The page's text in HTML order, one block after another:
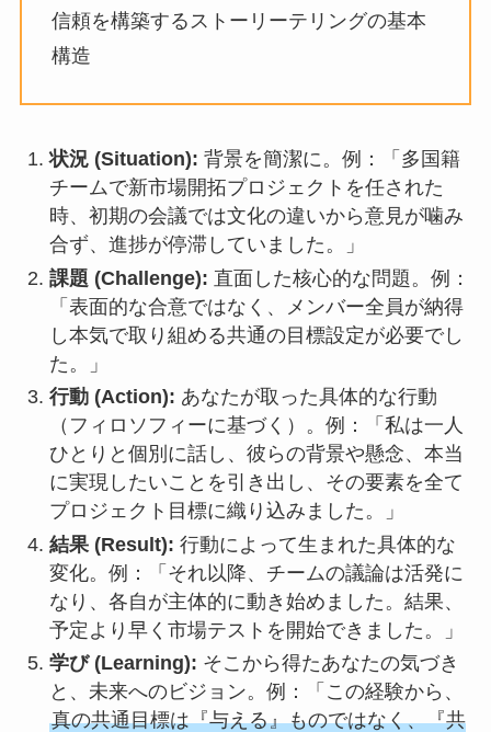
信頼を構築するストーリーテリングの基本
構造
状況 (Situation): 背景を簡潔に。例：「多国籍
チームで新市場開拓プロジェクトを任された
時、初期の会議では文化の違いから意見が噛み
合ず、進捗が停滞していました。」
課題 (Challenge): 直面した核心的な問題。例：
「表面的な合意ではなく、メンバー全員が納得
し本気で取り組める共通の目標設定が必要でし
た。」
行動 (Action): あなたが取った具体的な行動
（フィロソフィーに基づく）。例：「私は一人
ひとりと個別に話し、彼らの背景や懸念、本当
に実現したいことを引き出し、その要素を全て
プロジェクト目標に織り込みました。」
結果 (Result): 行動によって生まれた具体的な
変化。例：「それ以降、チームの議論は活発に
なり、各自が主体的に動き始めました。結果、
予定より早く市場テストを開始できました。」
学び (Learning): そこから得たあなたの気づき
と、未来へのビジョン。例：「この経験から、
真の共通目標は『与える』ものではなく、『共